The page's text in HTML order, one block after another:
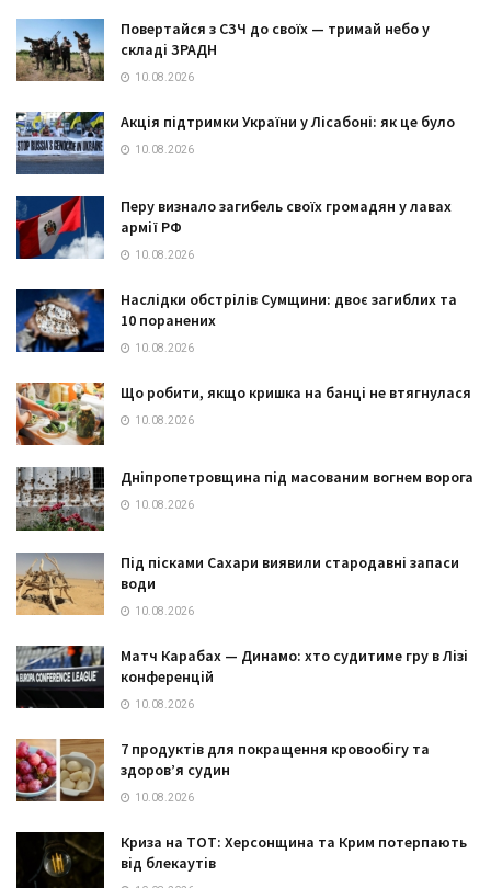
Повертайся з СЗЧ до своїх — тримай небо у
складі ЗРАДН
10.08.2026
Акція підтримки України у Лісабоні: як це було
10.08.2026
Перу визнало загибель своїх громадян у лавах
армії РФ
10.08.2026
Наслідки обстрілів Сумщини: двоє загиблих та
10 поранених
10.08.2026
Що робити, якщо кришка на банці не втягнулася
10.08.2026
Дніпропетровщина під масованим вогнем ворога
10.08.2026
Під пісками Сахари виявили стародавні запаси
води
10.08.2026
Матч Карабах — Динамо: хто судитиме гру в Лізі
конференцій
10.08.2026
7 продуктів для покращення кровообігу та
здоров’я судин
10.08.2026
Криза на ТОТ: Херсонщина та Крим потерпають
від блекаутів